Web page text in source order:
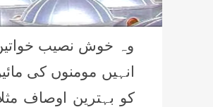
وہ خوش نصیب
انہیں مومنوں کی
کو بہترین اوصاف